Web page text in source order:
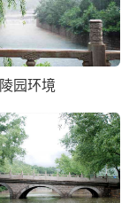
陵园环境